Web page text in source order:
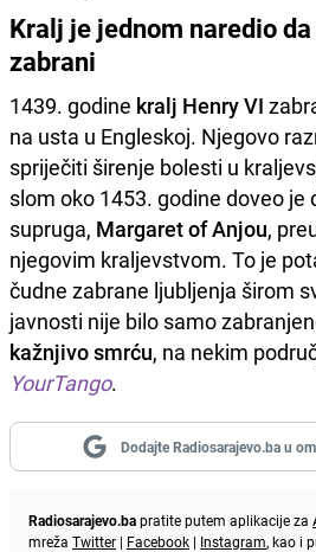
Kralj je jednom naredio
zabrani
1439. godine kralj Henry VI
na usta u Engleskoj. Njegovo
spriječiti širenje bolesti u
slom oko 1453. godine doveo je
supruga, Margaret of Anjou,
njegovim kraljevstvom. To je
čudne zabrane ljubljenja širom
javnosti nije bilo samo
kažnjivo smrću, na nekim
YourTango.
Dodajte Radiosarajevo.ba u
Radiosarajevo.bapratite putem aplikacije za
mreža Twitter | Facebook | Instagram, kao i